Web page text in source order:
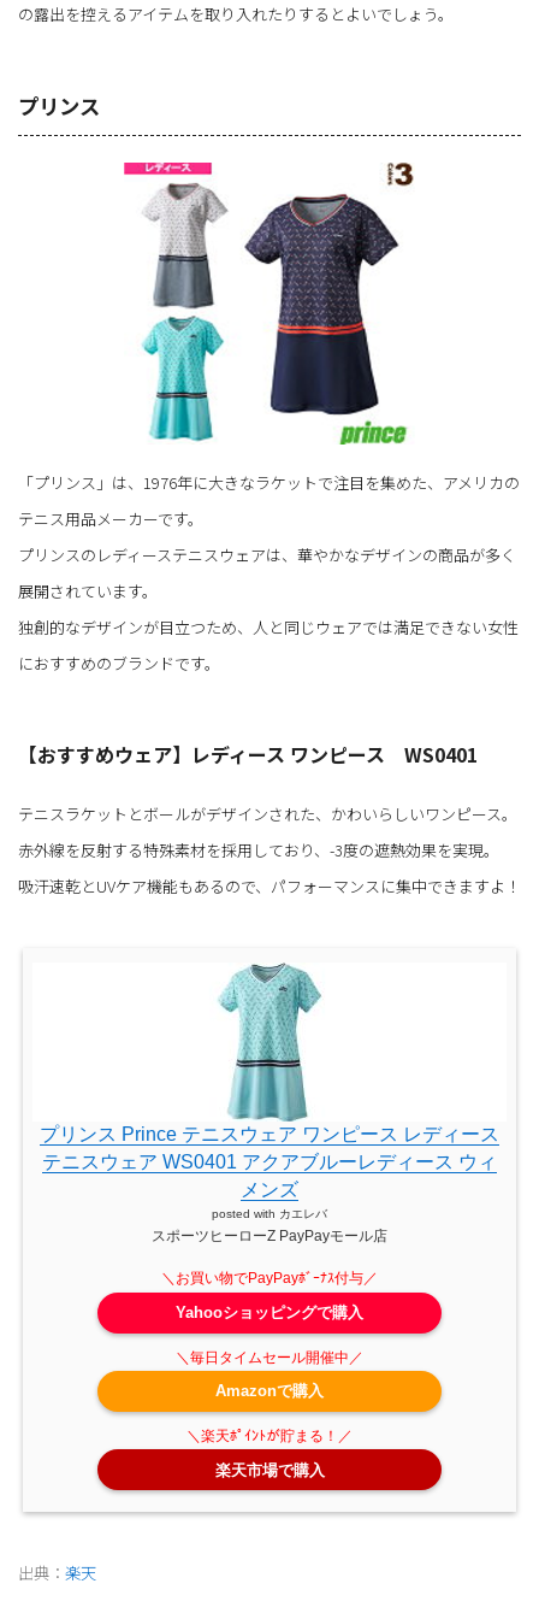
の露出を控えるアイテムを取り入れたりするとよいでしょう。
プリンス
「プリンス」は、1976年に大きなラケットで注目を集めた、アメリカの
テニス用品メーカーです。
プリンスのレディーステニスウェアは、華やかなデザインの商品が多く
展開されています。
独創的なデザインが目立つため、人と同じウェアでは満足できない女性
におすすめのブランドです。
【おすすめウェア】レディース ワンピース WS0401
テニスラケットとボールがデザインされた、かわいらしいワンピース。
赤外線を反射する特殊素材を採用しており、-3度の遮熱効果を実現。
吸汗速乾とUVケア機能もあるので、パフォーマンスに集中できますよ！
プリンス Prince テニスウェア ワンピース レディース
テニスウェア WS0401 アクアブルーレディース ウィ
メンズ
posted with カエレバ
スポーツヒーローZ PayPayモール店
Yahooショッピングで購入
Amazonで購入
楽天市場で購入
出典： 楽天